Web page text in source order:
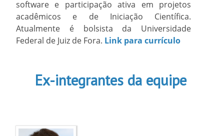
software e participação ativa em projetos
acadêmicos e de Iniciação Científica.
Atualmente é bolsista da Universidade
Federal de Juiz de Fora. Link para currículo
Ex-integrantes da equipe